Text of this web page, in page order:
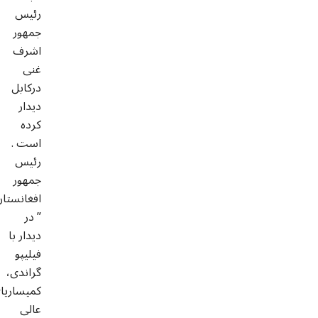
رئیس
جمهور
اشرف
غنی
درکابل
دیدار
کرده
است .
رئیس
جمهور
” در
دیدار با
فیلیپو
گراندی،
عالی